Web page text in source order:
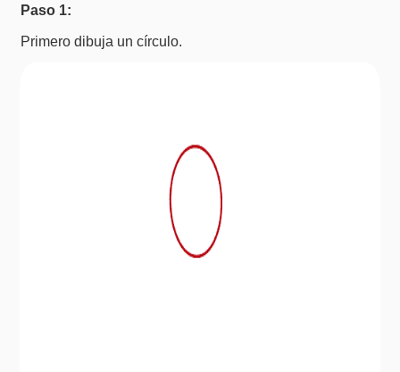
Paso 1:
Primero dibuja un círculo.